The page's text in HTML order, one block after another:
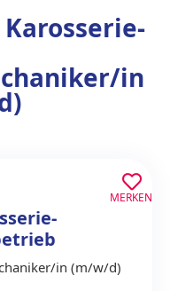
in
in (m/w/d)
MERKEN